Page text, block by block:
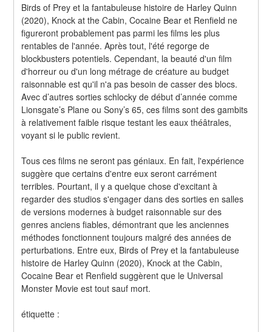
Birds of Prey et la fantabuleuse histoire de Harley Quinn
(2020), Knock at the Cabin, Cocaine Bear et Renfield ne
figureront probablement pas parmi les films les plus
rentables de l'année. Après tout, l'été regorge de
blockbusters potentiels. Cependant, la beauté d'un film
d'horreur ou d'un long métrage de créature au budget
raisonnable est qu'il n'a pas besoin de casser des blocs.
Avec d’autres sorties schlocky de début d’année comme
Lionsgate’s Plane ou Sony’s 65, ces films sont des gambits
à relativement faible risque testant les eaux théâtrales,
voyant si le public revient.
Tous ces films ne seront pas géniaux. En fait, l'expérience
suggère que certains d'entre eux seront carrément
terribles. Pourtant, il y a quelque chose d'excitant à
regarder des studios s'engager dans des sorties en salles
de versions modernes à budget raisonnable sur des
genres anciens fiables, démontrant que les anciennes
méthodes fonctionnent toujours malgré des années de
perturbations. Entre eux, Birds of Prey et la fantabuleuse
histoire de Harley Quinn (2020), Knock at the Cabin,
Cocaine Bear et Renfield suggèrent que le Universal
Monster Movie est tout sauf mort.
étiquette :